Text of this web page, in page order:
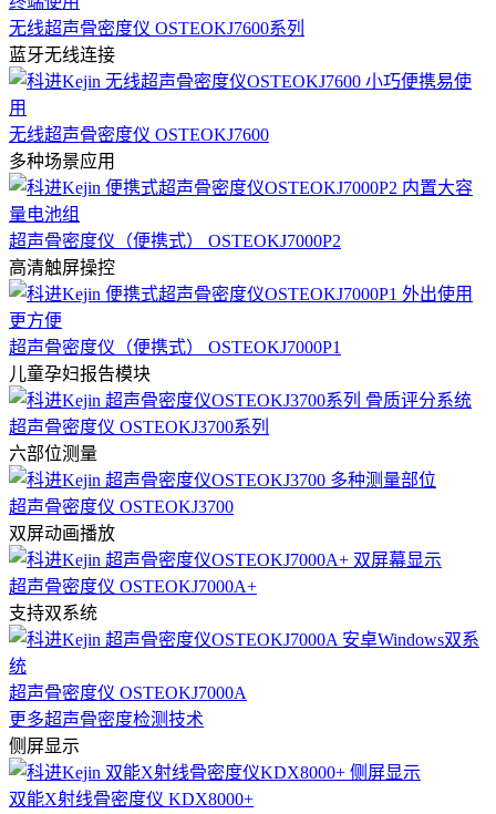
无线超声骨密度仪 OSTEOKJ7600系列
蓝牙无线连接
无线超声骨密度仪 OSTEOKJ7600
多种场景应用
超声骨密度仪（便携式） OSTEOKJ7000P2
高清触屏操控
超声骨密度仪（便携式） OSTEOKJ7000P1
儿童孕妇报告模块
超声骨密度仪 OSTEOKJ3700系列
六部位测量
超声骨密度仪 OSTEOKJ3700
双屏动画播放
超声骨密度仪 OSTEOKJ7000A+
支持双系统
超声骨密度仪 OSTEOKJ7000A
更多超声骨密度检测技术
侧屏显示
双能X射线骨密度仪 KDX8000+